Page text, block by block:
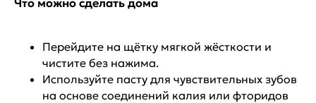
Перейдите на щётку мягкой жёсткости и
чистите без нажима.
Используйте пасту для чувствительных зубов
на основе соединений калия или фторидов